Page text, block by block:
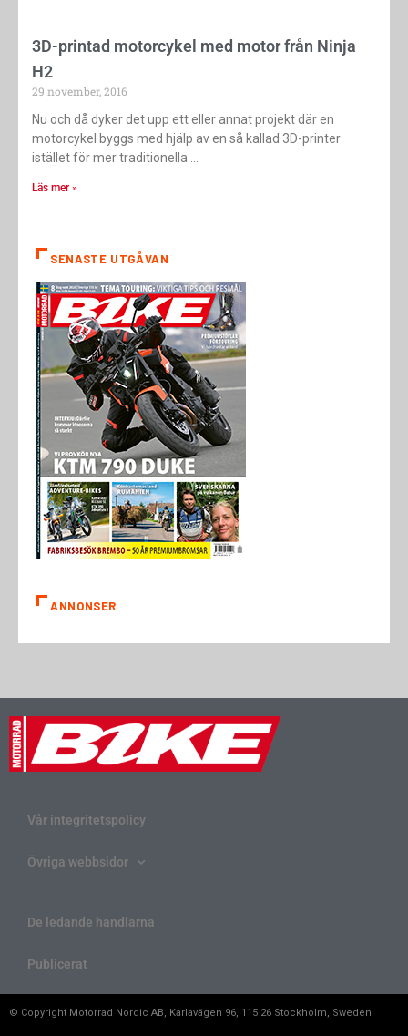
3D-printad motorcykel med motor från Ninja
H2
29 november, 2016
Nu och då dyker det upp ett eller annat projekt där en
motorcykel byggs med hjälp av en så kallad 3D-printer
istället för mer traditionella
Läs mer »
SENASTE UTGÅVAN
ANNONSER
Vår integritetspolicy
Övriga webbsidor
De ledande handlarna
Publicerat
© Copyright Motorrad Nordic AB, Karlavägen 96, 115 26 Stockholm, Sweden